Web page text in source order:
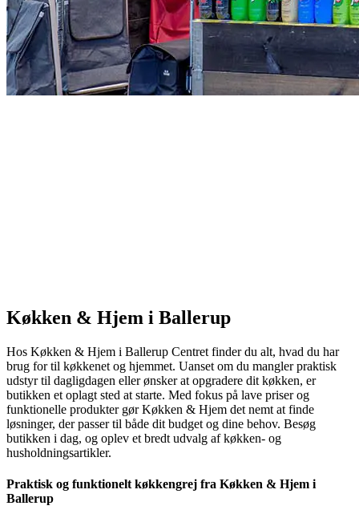
Køkken & Hjem i Ballerup
Hos Køkken & Hjem i Ballerup Centret finder du alt, hvad du har
brug for til køkkenet og hjemmet. Uanset om du mangler praktisk
udstyr til dagligdagen eller ønsker at opgradere dit køkken, er
butikken et oplagt sted at starte. Med fokus på lave priser og
funktionelle produkter gør Køkken & Hjem det nemt at finde
løsninger, der passer til både dit budget og dine behov. Besøg
butikken i dag, og oplev et bredt udvalg af køkken- og
husholdningsartikler.
Praktisk og funktionelt køkkengrej fra Køkken & Hjem i
Ballerup